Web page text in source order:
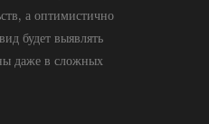
а оптимистично
будет выявлять
даже в сложных